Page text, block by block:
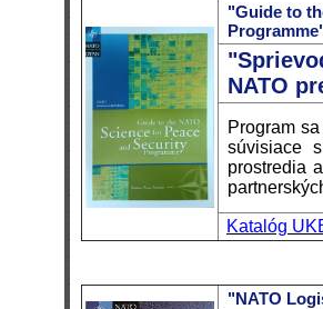
"Guide to
NATO
Program
súvisiace
prostredia
Katalóg
"NATO